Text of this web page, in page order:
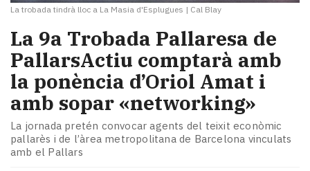
La trobada tindrà lloc a La Masia d'Esplugues | Cal Blay
La 9a Trobada Pallaresa de
PallarsActiu comptarà amb
la ponència d’Oriol Amat i
amb sopar «networking»
La jornada pretén convocar agents del teixit econòmic
pallarès i de l’àrea metropolitana de Barcelona vinculats
amb el Pallars